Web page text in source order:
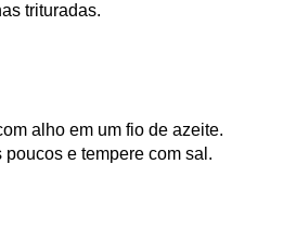
trituradas.
alho em um fio de azeite.
e tempere com sal .